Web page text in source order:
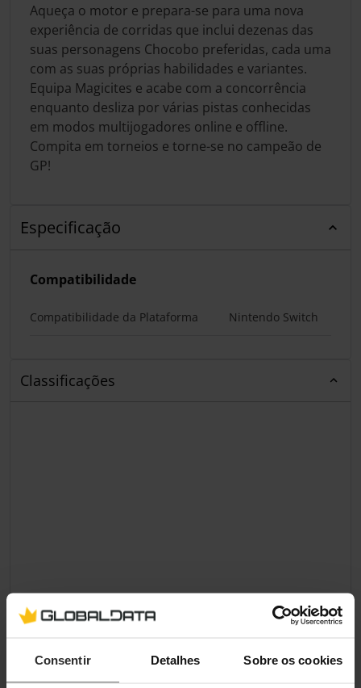
Consentir Detalhes Sobre os cookies
Aqueça o motor e prepara-se para uma nova
experiência de corridas que inclui dezenas das
suas personagens Chocobo preferidas, cada uma
com as suas próprias habilidades e variantes.
Equipa Magicites e acabe com a concorrência
enquanto desliza por várias pistas conhecidas
em modos multijogadores online e offline.
Compita em torneios e torne-se no campeão de
GP!
Especificação
Compatibilidade
Compatibilidade da Plataforma Nintendo Switch
Classificações